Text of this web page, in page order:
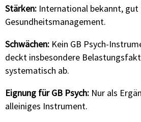
Stärken: International bekannt,
Gesundheitsmanagement.
Schwächen: Kein GB Psych-
deckt insbesondere
systematisch ab.
Eignung für GB Psych: Nur als
alleiniges Instrument.